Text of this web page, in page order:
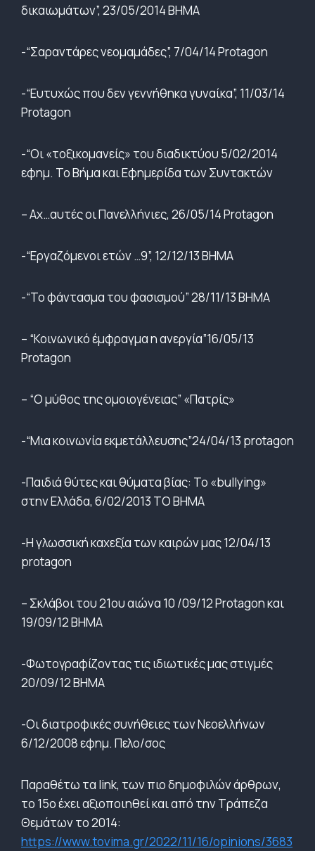
δικαιωμάτων”, 23/05/2014 ΒΗΜΑ
-“Σαραντάρες νεομαμάδες”, 7/04/14 Protagon
-“Ευτυχώς που δεν γεννήθηκα γυναίκα”, 11/03/14
Protagon
-“Οι «τοξικομανείς» του διαδικτύου 5/02/2014
εφημ. Το Βήμα και Εφημερίδα των Συντακτών
– Αχ…αυτές οι Πανελλήνιες, 26/05/14 Protagon
-“Εργαζόμενοι ετών …9”, 12/12/13 ΒΗΜΑ
-“Το φάντασμα του φασισμού” 28/11/13 ΒΗΜΑ
– “Κοινωνικό έμφραγμα η ανεργία”16/05/13
Protagon
– “Ο μύθος της ομοιογένειας” «Πατρίς»
-“Μια κοινωνία εκμετάλλευσης”24/04/13 protagon
-Παιδιά θύτες και θύματα βίας: Το «bullying»
στην Ελλάδα, 6/02/2013 ΤΟ ΒΗΜΑ
-Η γλωσσική καχεξία των καιρών μας 12/04/13
protagon
– Σκλάβοι του 21ου αιώνα 10 /09/12 Protagon και
19/09/12 ΒΗΜΑ
-Φωτογραφίζοντας τις ιδιωτικές μας στιγμές
20/09/12 ΒΗΜΑ
-Οι διατροφικές συνήθειες των Νεοελλήνων
6/12/2008 εφημ. Πελο/σος
Παραθέτω τα link, των πιο δημοφιλών άρθρων,
το 15ο έχει αξιοποιηθεί και από την Τράπεζα
Θεμάτων το 2014:
https://www.tovima.gr/2022/11/16/opinions/3683